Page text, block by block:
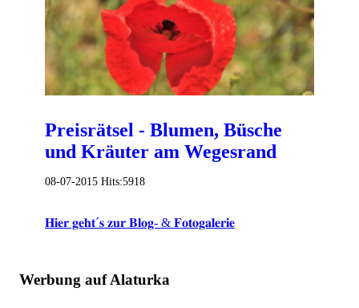
Preisrätsel - Blumen, Büsche
und Kräuter am Wegesrand
08-07-2015 Hits:5918
𝐇𝐢𝐞𝐫 𝐠𝐞𝐡𝐭´𝐬 𝐳𝐮𝐫 𝐁𝐥𝐨𝐠- & 𝐅𝐨𝐭𝐨𝐠𝐚𝐥𝐞𝐫𝐢𝐞
Werbung auf Alaturka